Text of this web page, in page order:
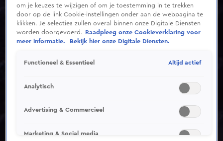
om je keuzes te wijzigen of om je toestemming in te trekken
door op de link Cookie-instellingen onder aan de webpagina te
klikken. Je selecties zullen overal binnen onze Digitale Diensten
worden doorgevoerd.
Raadpleeg onze Cookieverklaring voor
meer informatie.
Bekijk hier onze Digitale Diensten.
Functioneel & Essentieel Altijd actief
Analytisch
Advertising & Commercieel
Marketing & Social media